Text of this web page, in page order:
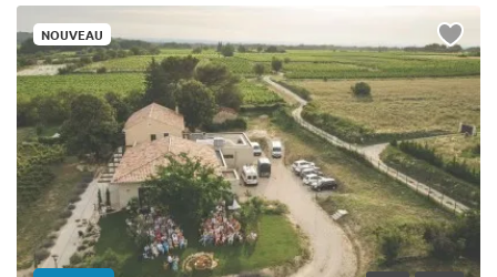
NOUVEAU